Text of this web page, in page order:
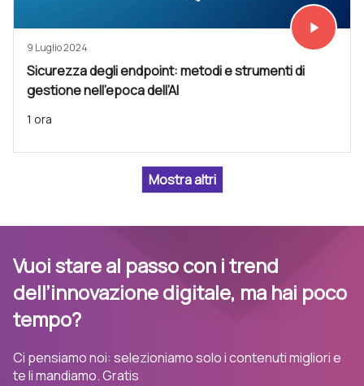
Vedi subito
play_arrow
9 Luglio 2024
Sicurezza degli endpoint: metodi e strumenti di
gestione nell’epoca dell’AI
1 ora
Vuoi stare al passo con i trend
dell’innovazione digitale, ma hai poco
tempo?
Ci pensiamo noi: selezioniamo solo i contenuti migliori e
te li mandiamo. Gratis